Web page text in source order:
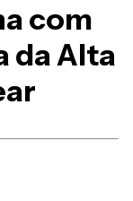
com
da Alta